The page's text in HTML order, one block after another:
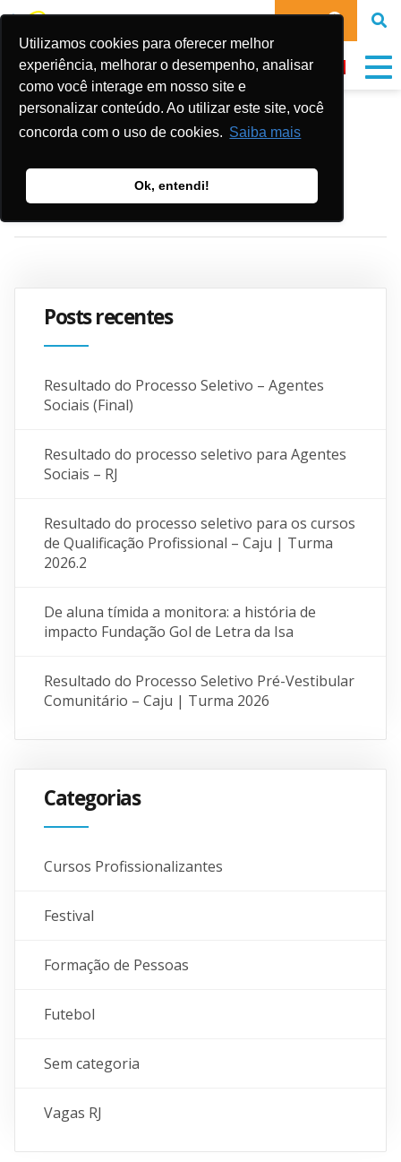
Utilizamos cookies para oferecer melhor
experiência, melhorar o desempenho, analisar
como você interage em nosso site e
personalizar conteúdo. Ao utilizar este site, você
concorda com o uso de cookies. Saiba mais
Ok, entendi!
DOE
CNP Seguros
1 de julho de 2026
Posts recentes
Resultado do Processo Seletivo – Agentes
Sociais (Final)
Resultado do processo seletivo para Agentes
Sociais – RJ
Resultado do processo seletivo para os cursos
de Qualificação Profissional – Caju | Turma
2026.2
De aluna tímida a monitora: a história de
impacto Fundação Gol de Letra da Isa
Resultado do Processo Seletivo Pré-Vestibular
Comunitário – Caju | Turma 2026
Categorias
Cursos Profissionalizantes
Festival
Formação de Pessoas
Futebol
Sem categoria
Vagas RJ